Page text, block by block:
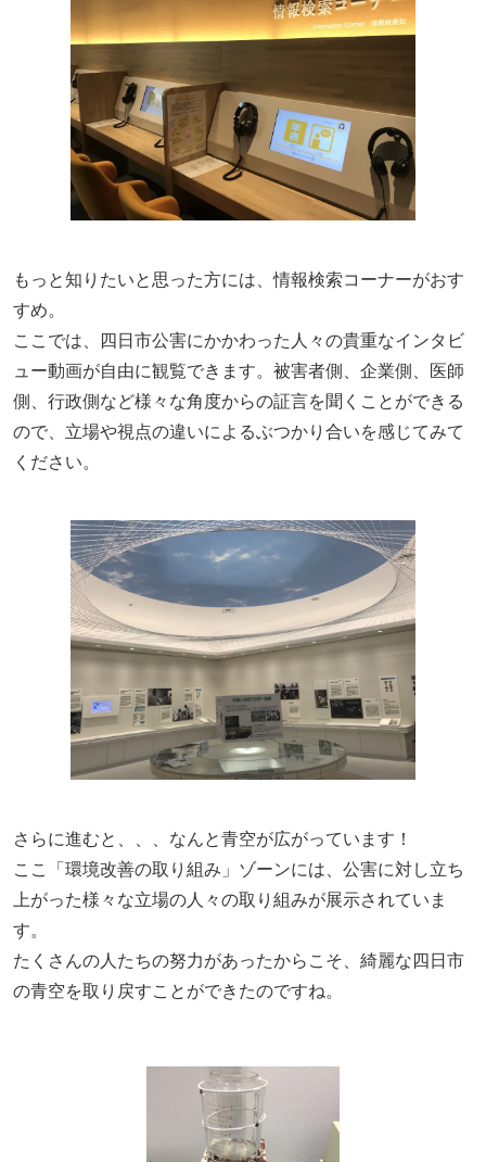
もっと知りたいと思った方には、情報検索コーナーがおす
すめ。
ここでは、四日市公害にかかわった人々の貴重なインタビ
ュー動画が自由に観覧できます。被害者側、企業側、医師
側、行政側など様々な角度からの証言を聞くことができる
ので、立場や視点の違いによるぶつかり合いを感じてみて
ください。
さらに進むと、、、なんと青空が広がっています！
ここ「環境改善の取り組み」ゾーンには、公害に対し立ち
上がった様々な立場の人々の取り組みが展示されていま
す。
たくさんの人たちの努力があったからこそ、綺麗な四日市
の青空を取り戻すことができたのですね。